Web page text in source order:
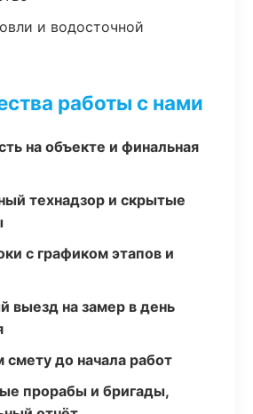
и водосточной
работы с нами
на объекте и финальная
технадзор и скрытые
с графиком этапов и
выезд на замер в день
до начала работ
прорабы и бригады,